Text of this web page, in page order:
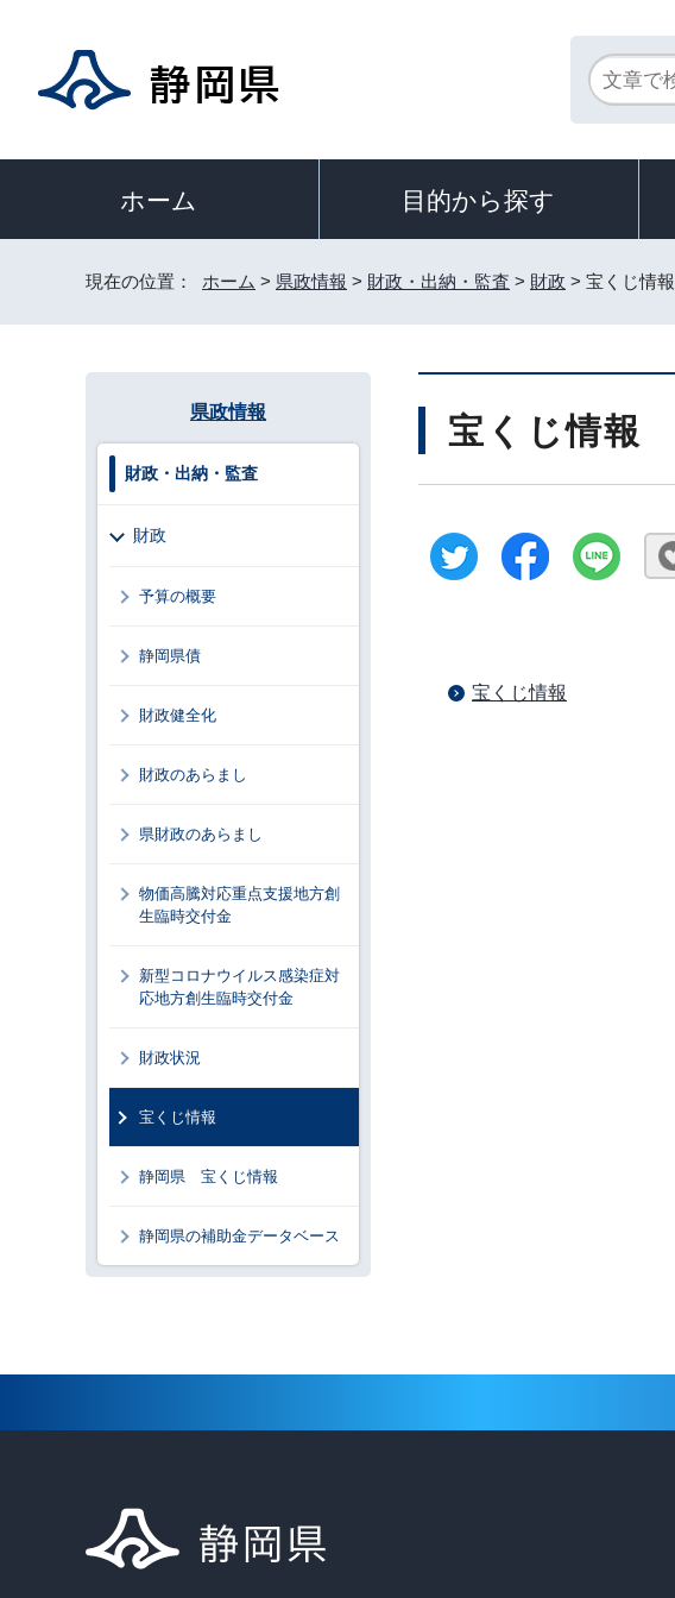
ホーム 目的から探す
現在の位置： ホーム > 県政情報 > 財政・出納・監査 > 財政 > 宝くじ情報
宝くじ情報
宝くじ情報
県政情報
財政・出納・監査
財政
予算の概要
静岡県債
財政健全化
財政のあらまし
県財政のあらまし
物価高騰対応重点支援地方創
生臨時交付金
新型コロナウイルス感染症対
応地方創生臨時交付金
財政状況
宝くじ情報
静岡県 宝くじ情報
静岡県の補助金データベース